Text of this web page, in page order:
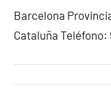
Barcelona
Cataluña